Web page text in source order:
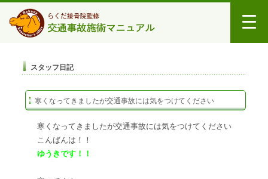
スタッフ日記
寒くなってきましたが交通事故には気をつけてください
寒くなってきましたが交通事故には気をつけてください
こんばんは！！
ゆうきです！！